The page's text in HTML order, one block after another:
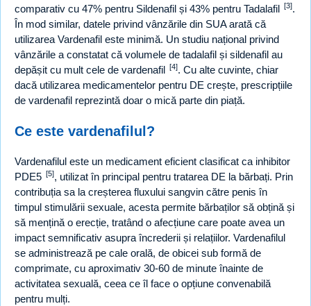
comparativ cu 47% pentru Sildenafil și 43% pentru Tadalafil [3].
În mod similar, datele privind vânzările din SUA arată că
utilizarea Vardenafil este minimă. Un studiu național privind
vânzările a constatat că volumele de tadalafil și sildenafil au
depășit cu mult cele de vardenafil [4]. Cu alte cuvinte, chiar
dacă utilizarea medicamentelor pentru DE crește, prescripțiile
de vardenafil reprezintă doar o mică parte din piață.
Ce este vardenafilul?
Vardenafilul este un medicament eficient clasificat ca inhibitor
PDE5 [5], utilizat în principal pentru tratarea DE la bărbați. Prin
contribuția sa la creșterea fluxului sangvin către penis în
timpul stimulării sexuale, acesta permite bărbaților să obțină și
să mențină o erecție, tratând o afecțiune care poate avea un
impact semnificativ asupra încrederii și relațiilor. Vardenafilul
se administrează pe cale orală, de obicei sub formă de
comprimate, cu aproximativ 30-60 de minute înainte de
activitatea sexuală, ceea ce îl face o opțiune convenabilă
pentru mulți.